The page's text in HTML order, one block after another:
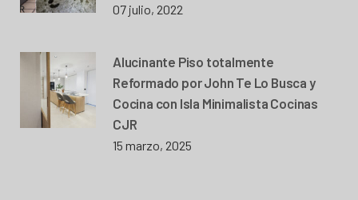
07 julio, 2022
Alucinante Piso totalmente
Reformado por John Te Lo Busca y
Cocina con Isla Minimalista Cocinas
CJR
15 marzo, 2025